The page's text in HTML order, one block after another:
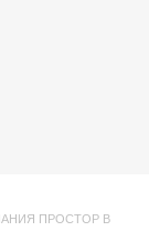
ПРОСТОР В